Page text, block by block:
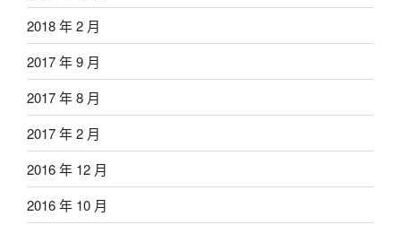
2018 年 2 月
2017 年 9 月
2017 年 8 月
2017 年 2 月
2016 年 12 月
2016 年 10 月